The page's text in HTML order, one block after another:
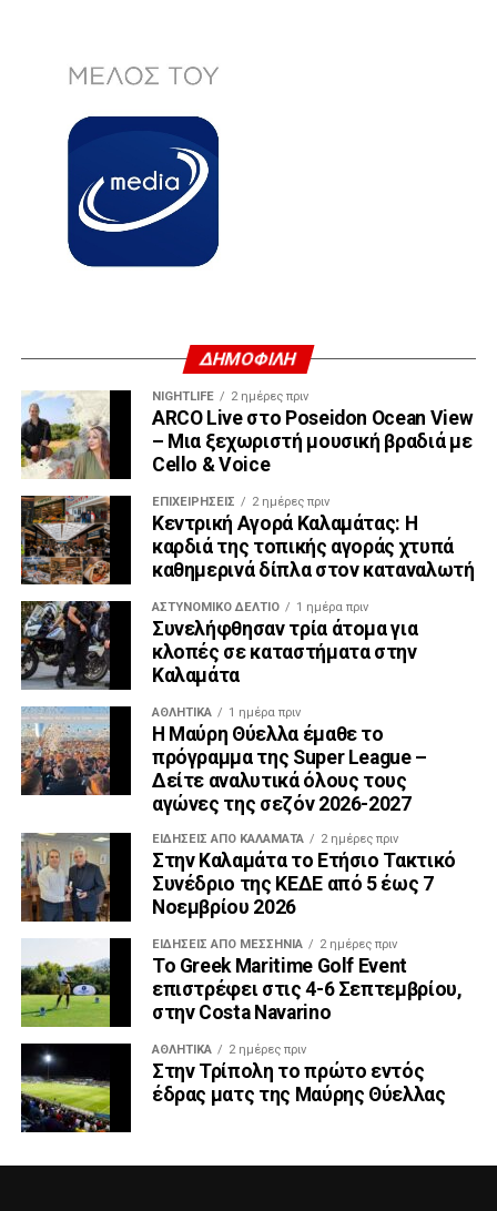
ΔΗΜΟΦΙΛΗ
NIGHTLIFE 2 ημέρες πριν
ARCO Live στο Poseidon Ocean View
– Μια ξεχωριστή μουσική βραδιά με
Cello & Voice
ΕΠΙΧΕΙΡΉΣΕΙΣ 2 ημέρες πριν
Κεντρική Αγορά Καλαμάτας: Η
καρδιά της τοπικής αγοράς χτυπά
καθημερινά δίπλα στον καταναλωτή
ΑΣΤΥΝΟΜΙΚΌ ΔΕΛΤΊΟ 1 ημέρα πριν
Συνελήφθησαν τρία άτομα για
κλοπές σε καταστήματα στην
Καλαμάτα
ΑΘΛΗΤΙΚΆ 1 ημέρα πριν
Η Μαύρη Θύελλα έμαθε το
πρόγραμμα της Super League –
Δείτε αναλυτικά όλους τους
αγώνες της σεζόν 2026-2027
ΕΙΔΗΣΕΙΣ ΑΠΟ ΚΑΛΑΜΑΤΑ 2 ημέρες πριν
Στην Καλαμάτα το Ετήσιο Τακτικό
Συνέδριο της ΚΕΔΕ από 5 έως 7
Νοεμβρίου 2026
ΕΙΔΉΣΕΙΣ ΑΠΟ ΜΕΣΣΗΝΊΑ 2 ημέρες πριν
Το Greek Maritime Golf Event
επιστρέφει στις 4-6 Σεπτεμβρίου,
στην Costa Navarino
ΑΘΛΗΤΙΚΆ 2 ημέρες πριν
Στην Τρίπολη το πρώτο εντός
έδρας ματς της Μαύρης Θύελλας